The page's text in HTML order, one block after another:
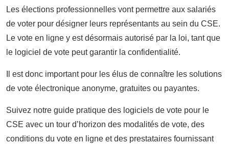
Les élections professionnelles vont permettre aux salariés
de voter pour désigner leurs représentants au sein du CSE.
Le vote en ligne y est désormais autorisé par la loi, tant que
le logiciel de vote peut garantir la confidentialité.
Il est donc important pour les élus de connaître les solutions
de vote électronique anonyme, gratuites ou payantes.
Suivez notre guide pratique des logiciels de vote pour le
CSE avec un tour d’horizon des modalités de vote, des
conditions du vote en ligne et des prestataires fournissant